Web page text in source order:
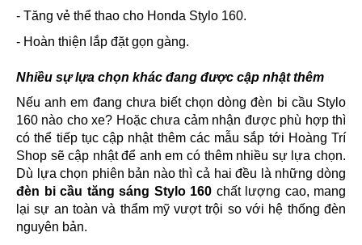
- Tăng vẻ thể thao cho Honda Stylo 160.
- Hoàn thiện lắp đặt gọn gàng.
Nhiều sự lựa chọn khác đang được cập nhật thêm
Nếu anh em đang chưa biết chọn dòng đèn bi cầu Stylo
160 nào cho xe? Hoặc chưa cảm nhận được phù hợp thì
có thể tiếp tục cập nhật thêm các mẫu sắp tới Hoàng Trí
Shop sẽ cập nhật để anh em có thêm nhiều sự lựa chọn.
Dù lựa chọn phiên bản nào thì cả hai đều là những dòng
đèn bi cầu tăng sáng Stylo 160 chất lượng cao, mang
lại sự an toàn và thẩm mỹ vượt trội so với hệ thống đèn
nguyên bản.